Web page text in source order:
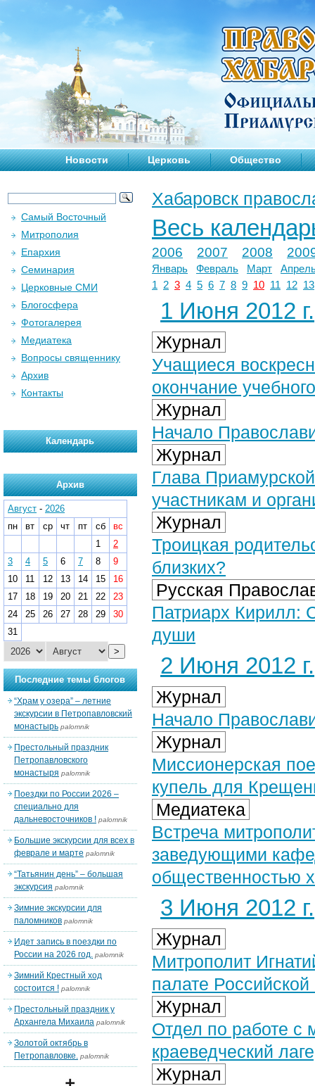
Новости Церковь Общество
Хабаровск
Весь
2006 2007 2008
Январь Февраль Март
1
2 3 4 5 6 7 8 9 10 11 12 13
1 Июня 2012 г.
Журнал
Учащиеся
окончание
Журнал
Начало
Журнал
Глава
участникам и
Журнал
Троицкая
близких?
Русская
Патриарх Кирилл:
души
2 Июня 2012 г.
Журнал
Начало
Журнал
Миссионерская
купель для
Медиатека
Встреча
заведующими
общественностью
3 Июня 2012 г.
Журнал
Митрополит
палате
Журнал
Отдел по работе с
краеведческий
Журнал
Самый Восточный
Митрополия
Епархия
Семинария
Церковные СМИ
Блогосфера
Фотогалерея
Медиатека
Вопросы священнику
Архив
Контакты
Календарь
Архив
Август - 2026
пн
вт ср чт пт сб
вс
1
2
3
4 5 6 7 8
9
10
11 12 13 14 15
16
17
18 19 20 21 22
23
24
25 26 27 28 29
30
31
>
Последние темы блогов
“Храм у озера” – летние
экскурсии в Петропавловский
монастырь palomnik
Престольный праздник
Петропавловского
монастыря palomnik
Поездки по России 2026 –
специально для
дальневосточников ! palomnik
Большие экскурсии для всех в
феврале и марте palomnik
“Татьянин день” – большая
экскурсия palomnik
Зимние экскурсии для
паломников palomnik
Идет запись в поездки по
России на 2026 год. palomnik
Зимний Крестный ход
состоится ! palomnik
Престольный праздник у
Архангела Михаила palomnik
Золотой октябрь в
Петропавловке. palomnik